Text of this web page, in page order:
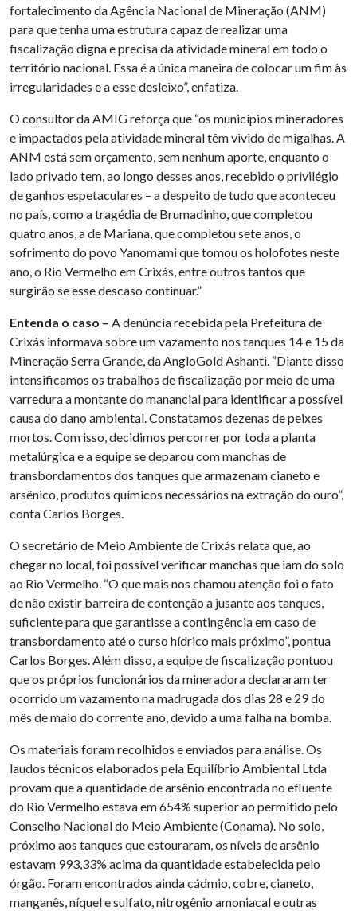
fortalecimento da Agência Nacional de Mineração (ANM)
para que tenha uma estrutura capaz de realizar uma
fiscalização digna e precisa da atividade mineral em todo o
território nacional. Essa é a única maneira de colocar um fim às
irregularidades e a esse desleixo”, enfatiza.
O consultor da AMIG reforça que “os municípios mineradores
e impactados pela atividade mineral têm vivido de migalhas. A
ANM está sem orçamento, sem nenhum aporte, enquanto o
lado privado tem, ao longo desses anos, recebido o privilégio
de ganhos espetaculares – a despeito de tudo que aconteceu
no país, como a tragédia de Brumadinho, que completou
quatro anos, a de Mariana, que completou sete anos, o
sofrimento do povo Yanomami que tomou os holofotes neste
ano, o Rio Vermelho em Crixás, entre outros tantos que
surgirão se esse descaso continuar.”
Entenda o caso – A denúncia recebida pela Prefeitura de
Crixás informava sobre um vazamento nos tanques 14 e 15 da
Mineração Serra Grande, da AngloGold Ashanti. “Diante disso
intensificamos os trabalhos de fiscalização por meio de uma
varredura a montante do manancial para identificar a possível
causa do dano ambiental. Constatamos dezenas de peixes
mortos. Com isso, decidimos percorrer por toda a planta
metalúrgica e a equipe se deparou com manchas de
transbordamentos dos tanques que armazenam cianeto e
arsênico, produtos químicos necessários na extração do ouro”,
conta Carlos Borges.
O secretário de Meio Ambiente de Crixás relata que, ao
chegar no local, foi possível verificar manchas que iam do solo
ao Rio Vermelho. “O que mais nos chamou atenção foi o fato
de não existir barreira de contenção a jusante aos tanques,
suficiente para que garantisse a contingência em caso de
transbordamento até o curso hídrico mais próximo”, pontua
Carlos Borges. Além disso, a equipe de fiscalização pontuou
que os próprios funcionários da mineradora declararam ter
ocorrido um vazamento na madrugada dos dias 28 e 29 do
mês de maio do corrente ano, devido a uma falha na bomba.
Os materiais foram recolhidos e enviados para análise. Os
laudos técnicos elaborados pela Equilíbrio Ambiental Ltda
provam que a quantidade de arsênio encontrada no efluente
do Rio Vermelho estava em 654% superior ao permitido pelo
Conselho Nacional do Meio Ambiente (Conama). No solo,
próximo aos tanques que estouraram, os níveis de arsênio
estavam 993,33% acima da quantidade estabelecida pelo
órgão. Foram encontrados ainda cádmio, cobre, cianeto,
manganês, níquel e sulfato, nitrogênio amoniacal e outras